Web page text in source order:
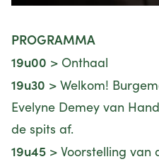
PROGRAMMA
19u00 > Onthaal
19u30 > Welkom!
Evelyne Demey van
de spits af.
19u45 > Voorstelling van